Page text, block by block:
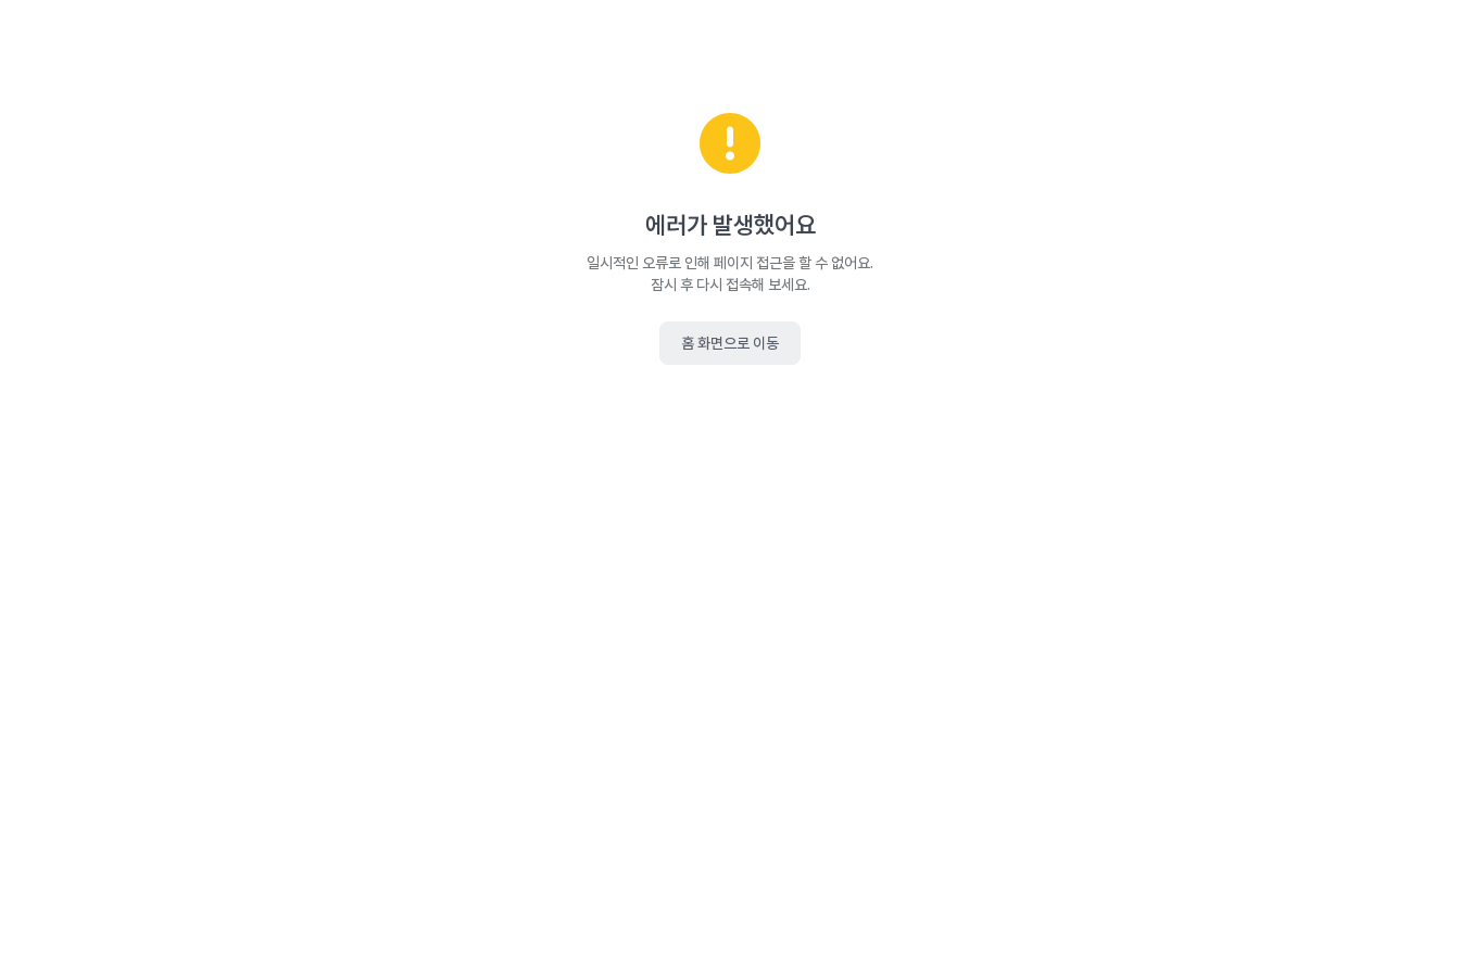
에러가 발생했어요
일시적인 오류로 인해 페이지 접근을 할 수 없어요.
잠시 후 다시 접속해 보세요.
홈 화면으로 이동